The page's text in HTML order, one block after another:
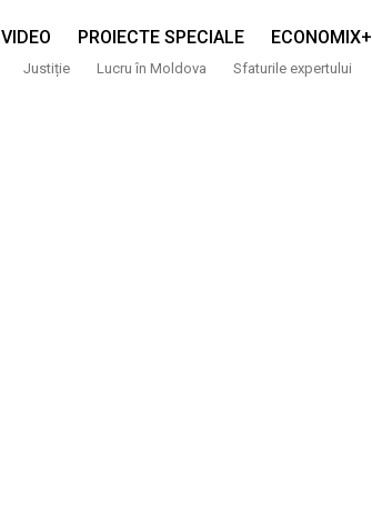
VIDEO PROIECTE SPECIALE ECONOMIX+
Justiție Lucru în Moldova Sfaturile expertului